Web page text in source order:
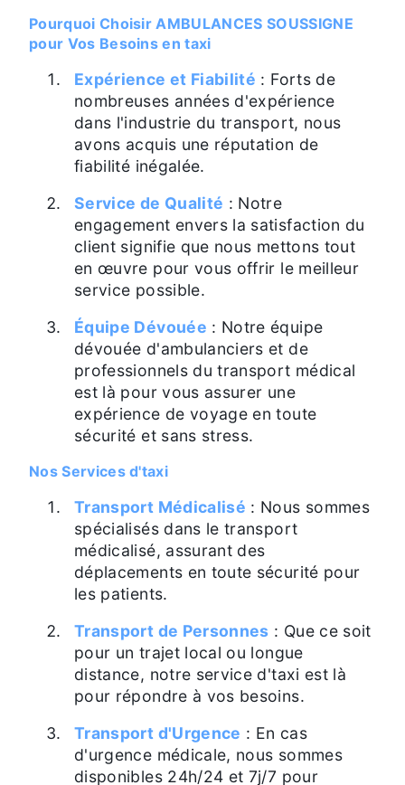
Pourquoi Choisir AMBULANCES SOUSSIGNE
pour Vos Besoins en taxi
Expérience et Fiabilité : Forts de
nombreuses années d'expérience
dans l'industrie du transport, nous
avons acquis une réputation de
fiabilité inégalée.
Service de Qualité : Notre
engagement envers la satisfaction du
client signifie que nous mettons tout
en œuvre pour vous offrir le meilleur
service possible.
Équipe Dévouée : Notre équipe
dévouée d'ambulanciers et de
professionnels du transport médical
est là pour vous assurer une
expérience de voyage en toute
sécurité et sans stress.
Nos Services d'taxi
Transport Médicalisé : Nous sommes
spécialisés dans le transport
médicalisé, assurant des
déplacements en toute sécurité pour
les patients.
Transport de Personnes : Que ce soit
pour un trajet local ou longue
distance, notre service d'taxi est là
pour répondre à vos besoins.
Transport d'Urgence : En cas
d'urgence médicale, nous sommes
disponibles 24h/24 et 7j/7 pour